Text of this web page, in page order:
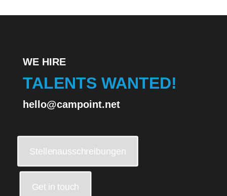
WE HIRE
TALENTS WANTED!
hello@campoint.net
Stellenausschreibungen
Get in touch